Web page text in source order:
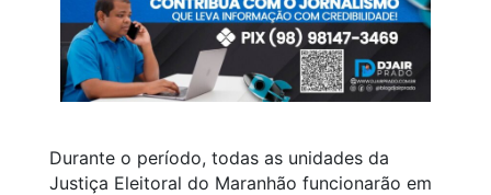
Durante o período, todas as unidades da
Justiça Eleitoral do Maranhão funcionarão em